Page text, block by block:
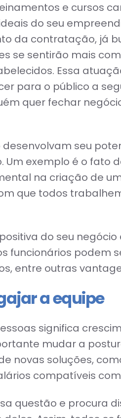
e cursos
do seu
da contratação, já
se sentirão mais
Essa
para o público a
quer fechar
seu
exemplo é o fato
na criação de
que todos
do seu
funcionários
entre outras
a equipe
significa
mudar a
novas soluções,
compatíveis
questão e procura